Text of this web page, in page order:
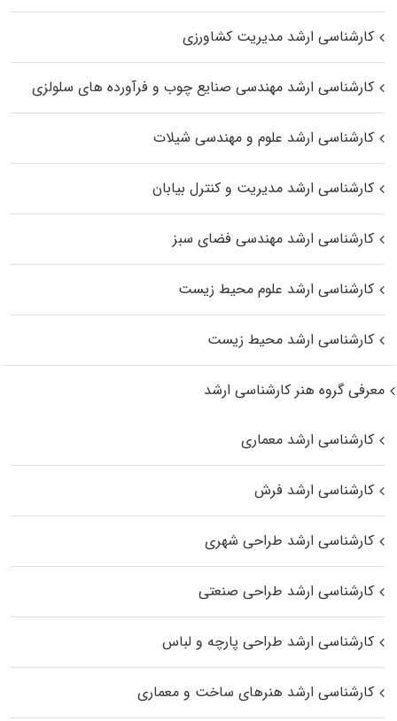
کارشناسی ارشد مدیریت کشاورزی
کارشناسی ارشد مهندسی صنایع چوب و فرآورده‌ های سلولزی
کارشناسی ارشد علوم و مهندسی شیلات
کارشناسی ارشد مدیریت و کنترل بیابان
کارشناسی ارشد مهندسی فضای سبز
کارشناسی ارشد علوم محیط‌ زیست
کارشناسی ارشد محیط زیست
معرفی گروه هنر کارشناسی ارشد
کارشناسی ارشد معماری
کارشناسی ارشد فرش
کارشناسی ارشد طراحی شهری
کارشناسی ارشد طراحی صنعتی
کارشناسی ارشد طراحی پارچه و لباس
کارشناسی ارشد هنرهای ساخت و معماری